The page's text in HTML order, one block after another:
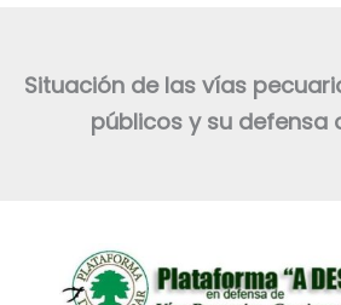
Situación de las vías
públicos y su defensa